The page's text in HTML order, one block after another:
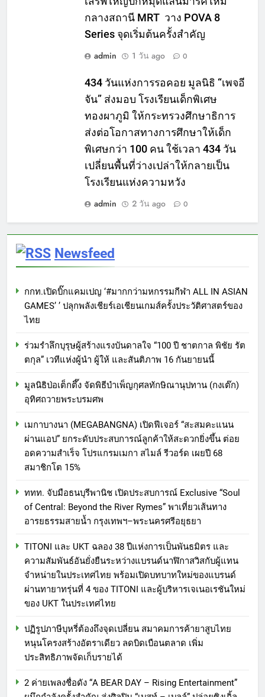
กลางสถานี MRT วาง POVA 8
Series จุดเริ่มต้นครั้งสำคัญ
admin
1 วัน ago 0
434 วันแห่งการรอคอย มูลนิธิ “เพจอี
จัน” ส่งมอบ โรงเรียนเด็กพิเศษ
ทองผาภูมิ ให้กระทรวงศึกษาธิการ
ส่งต่อโอกาสทางการศึกษาให้เด็ก
พิเศษกว่า 100 คน ใช้เวลา 434 วัน
เปลี่ยนพื้นที่ว่างเปล่าให้กลายเป็น
โรงเรียนแห่งความหวัง
admin
2 วัน ago 0
Newsfeed
กกท.เปิดบิ๊กแคมเปญ ‘#มากกว่ามหกรรมกีฬา ALL IN ASIAN
GAMES’ ’ ปลุกพลังเชียร์เอเชียนเกมส์ครั้งประวัติศาสตร์ของ
ไทย
ร่วมรำลึกบุรุษผู้สร้างแรงบันดาลใจ “100 ปี ชาตกาล พิชัย รัต
ตกุล” เวทีแห่งผู้นำ ผู้ให้ และสันติภาพ 16 กันยายนนี้
มูลนิธิป่อเต็กตึ๊ง จัดพิธีบำเพ็ญกุศลทักษิณานุปทาน (กงเต๊ก)
อุทิศถวายพระบรมศพ
เมกาบางนา (MEGABANGNA) เปิดฟีเจอร์ “สะสมคะแนน
ผ่านแอป” ยกระดับประสบการณ์ลูกค้าให้สะดวกยิ่งขึ้น ต่อย
อดความสำเร็จ โปรแกรมเมกา สไมล์ รีวอร์ด เผยปี 68
สมาชิกโต 15%
ททท. จับมือธนบุรีพานิช เปิดประสบการณ์ Exclusive “Soul
of Central: Beyond the River Rymes” พาเที่ยวเส้นทาง
อารยธรรมสายน้ำ กรุงเทพฯ–พระนครศรีอยุธยา
TITONI และ UKT ฉลอง 38 ปีแห่งการเป็นพันธมิตร และ
ความสัมพันธ์อันยั่งยืนระหว่างแบรนด์นาฬิกาสวิสกับผู้แทน
จำหน่ายในประเทศไทย พร้อมเปิดบทบาทใหม่ของแบรนด์
ผ่านทายาทรุ่นที่ 4 ของ TITONI และผู้บริหารเจเนอเรชันใหม่
ของ UKT ในประเทศไทย
ปฏิรูปภาษีบุหรี่ต้องถึงจุดเปลี่ยน สมาคมการค้ายาสูบไทย
หนุนโครงสร้างอัตราเดียว ลดบิดเบือนตลาด เพิ่ม
ประสิทธิภาพจัดเก็บรายได้
2 ค่ายเพลงชื่อดัง “A BEAR DAY – Rising Entertainment”